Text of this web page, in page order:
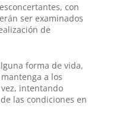
con
ser examinados
de
forma de vida,
a los
intentando
las condiciones en